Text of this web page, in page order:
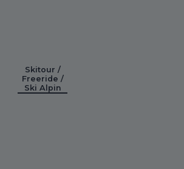
Skitour /
Freeride /
Ski Alpin